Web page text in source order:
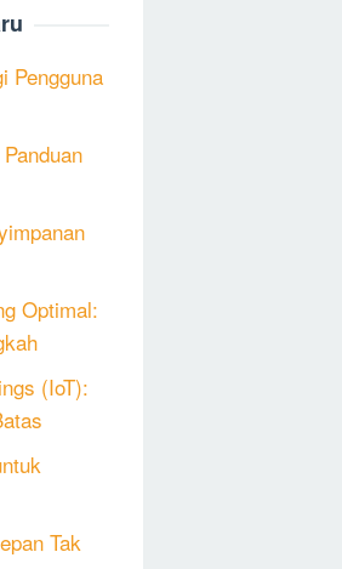
Pengguna
Optimal:
(IoT):
Tak